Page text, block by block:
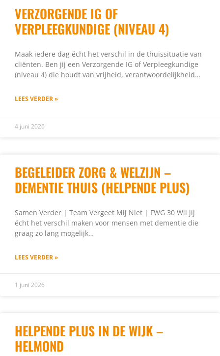
VERZORGENDE IG OF
VERPLEEGKUNDIGE (NIVEAU 4)
Maak iedere dag écht het verschil in de thuissituatie van
cliënten. Ben jij een Verzorgende IG of Verpleegkundige
(niveau 4) die houdt van vrijheid, verantwoordelijkheid…
LEES VERDER »
4 juni 2026
BEGELEIDER ZORG & WELZIJN –
DEMENTIE THUIS (HELPENDE PLUS)
Samen Verder | Team Vergeet Mij Niet | FWG 30 Wil jij
écht het verschil maken voor mensen met dementie die
graag zo lang mogelijk…
LEES VERDER »
1 juni 2026
HELPENDE PLUS IN DE WIJK –
HELMOND